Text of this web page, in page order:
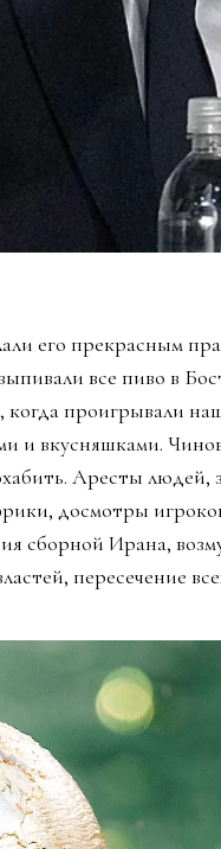
его прекрасным
все пиво в
когда проигрывали
и вкусняшками.
Аресты людей,
досмотры
сборной Ирана,
пересечение